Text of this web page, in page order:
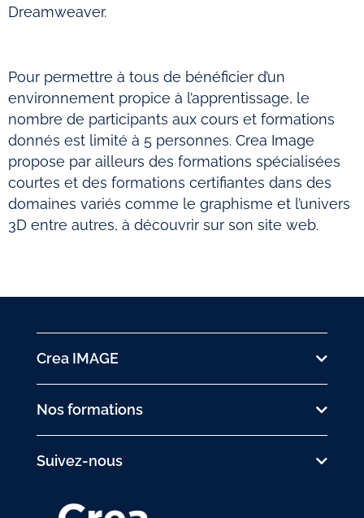
Dreamweaver.
Pour permettre à tous de bénéficier d’un
environnement propice à l’apprentissage, le
nombre de participants aux cours et formations
donnés est limité à 5 personnes. Crea Image
propose par ailleurs des formations spécialisées
courtes et des formations certifiantes dans des
domaines variés comme le graphisme et l’univers
3D entre autres, à découvrir sur son site web.
Crea IMAGE
Nos formations
Suivez-nous